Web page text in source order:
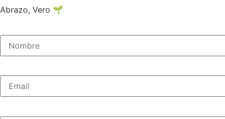
Abrazo, Vero 🌱